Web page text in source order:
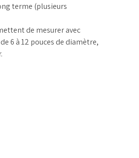
terme (plusieurs
de mesurer avec
6 à 12 pouces de diamètre,